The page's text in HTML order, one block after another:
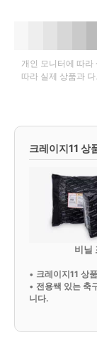
개인 모니터에 따라
따라 실제 상품과
크레이지11 상
비닐
• 크레이지11 상
• 전용쌕 있는 축
니다.